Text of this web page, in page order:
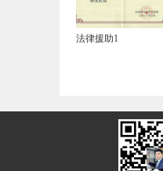
法律援助1